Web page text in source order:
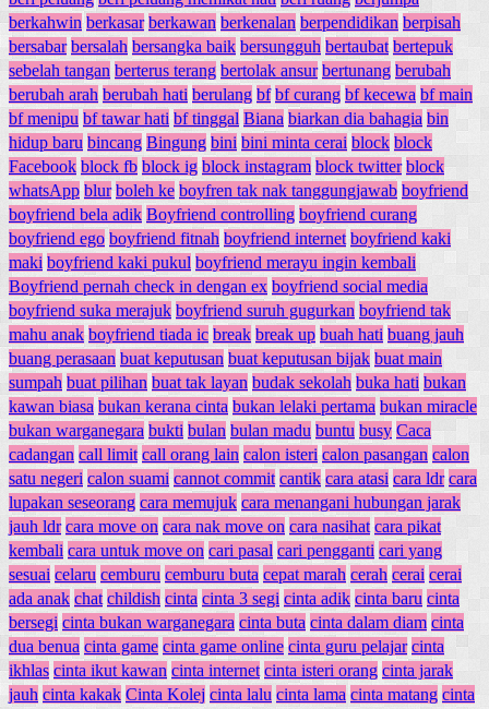
berkahwin berkasar berkawan berkenalan berpendidikan berpisah
bersabar bersalah bersangka baik bersungguh bertaubat bertepuk
sebelah tangan berterus terang bertolak ansur bertunang berubah
berubah arah berubah hati berulang bf bf curang bf kecewa bf main
bf menipu bf tawar hati bf tinggal Biana biarkan dia bahagia bin
hidup baru bincang Bingung bini bini minta cerai block block
Facebook block fb block ig block instagram block twitter block
whatsApp blur boleh ke boyfren tak nak tanggungjawab boyfriend
boyfriend bela adik Boyfriend controlling boyfriend curang
boyfriend ego boyfriend fitnah boyfriend internet boyfriend kaki
maki boyfriend kaki pukul boyfriend merayu ingin kembali
Boyfriend pernah check in dengan ex boyfriend social media
boyfriend suka merajuk boyfriend suruh gugurkan boyfriend tak
mahu anak boyfriend tiada ic break break up buah hati buang jauh
buang perasaan buat keputusan buat keputusan bijak buat main
sumpah buat pilihan buat tak layan budak sekolah buka hati bukan
kawan biasa bukan kerana cinta bukan lelaki pertama bukan miracle
bukan warganegara bukti bulan bulan madu buntu busy Caca
cadangan call limit call orang lain calon isteri calon pasangan calon
satu negeri calon suami cannot commit cantik cara atasi cara ldr cara
lupakan seseorang cara memujuk cara menangani hubungan jarak
jauh ldr cara move on cara nak move on cara nasihat cara pikat
kembali cara untuk move on cari pasal cari pengganti cari yang
sesuai celaru cemburu cemburu buta cepat marah cerah cerai cerai
ada anak chat childish cinta cinta 3 segi cinta adik cinta baru cinta
bersegi cinta bukan warganegara cinta buta cinta dalam diam cinta
dua benua cinta game cinta game online cinta guru pelajar cinta
ikhlas cinta ikut kawan cinta internet cinta isteri orang cinta jarak
jauh cinta kakak Cinta Kolej cinta lalu cinta lama cinta matang cinta